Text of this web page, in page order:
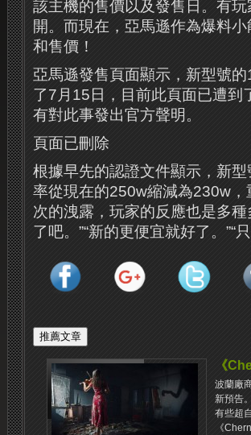
該主機的售價以及發售日。有
開。而現在，亞馬遜作為爆料
和售價！
亞馬遜發售頁面顯示，新型號的
了7月15日，目前此頁面已遭
有對此事發出官​​方聲明。
頁面已刪除
根據早先的認證文件顯示，新型
率從現在的250w縮減為230w
次的洩露，玩家的反應也是多種
了吧。”“新的更便宜就好了。”“
《
波蘭廠
新預告
有些超
《